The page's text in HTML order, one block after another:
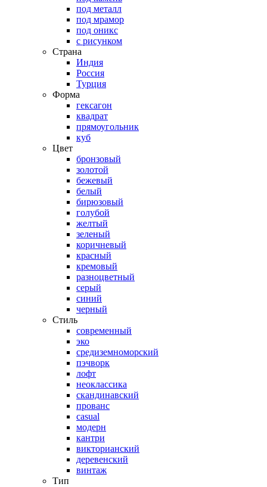
под металл
под мрамор
под оникс
с рисунком
Страна
Индия
Россия
Турция
Форма
гексагон
квадрат
прямоугольник
куб
Цвет
бронзовый
золотой
бежевый
белый
бирюзовый
голубой
желтый
зеленый
коричневый
красный
кремовый
разноцветный
серый
синий
черный
Стиль
современный
эко
средиземноморский
пэчворк
лофт
неоклассика
скандинавский
прованс
casual
модерн
кантри
викторианский
деревенский
винтаж
Тип